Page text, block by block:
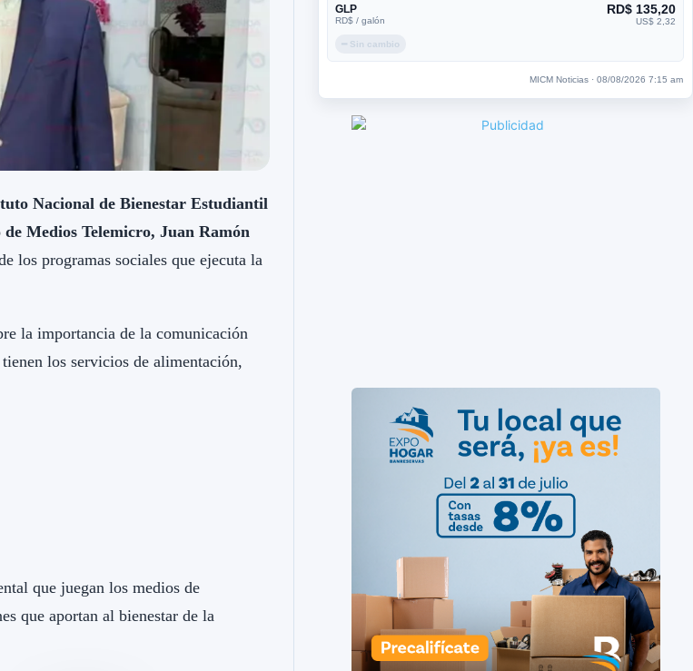
Nacional de Bienestar Estudiantil
Medios Telemicro, Juan Ramón
los programas sociales que ejecuta la
la importancia de la comunicación
los servicios de alimentación,
que juegan los medios de
que aportan al bienestar de la
GLP
RD$ / galón
RD$ 135,20
US$ 2,32
━ Sin cambio
MICM Noticias · 08/08/2026 7:15 am